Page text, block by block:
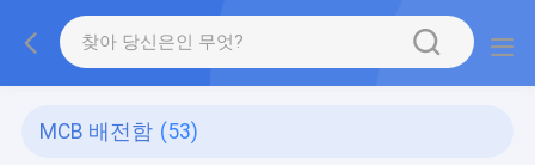
MCB 배전함 (53)